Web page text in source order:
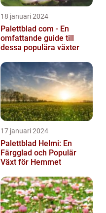
18 januari 2024
Palettblad com - En
omfattande guide till
dessa populära växter
17 januari 2024
Palettblad Helmi: En
Färgglad och Populär
Växt för Hemmet